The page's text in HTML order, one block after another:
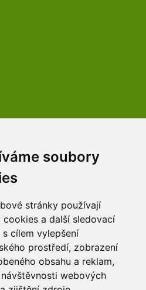
soubory
stránky používají
cookies a další sledovací
s cílem vylepšení
prostředí, zobrazení
obsahu a reklam,
webových
Youtube kanál arboreta